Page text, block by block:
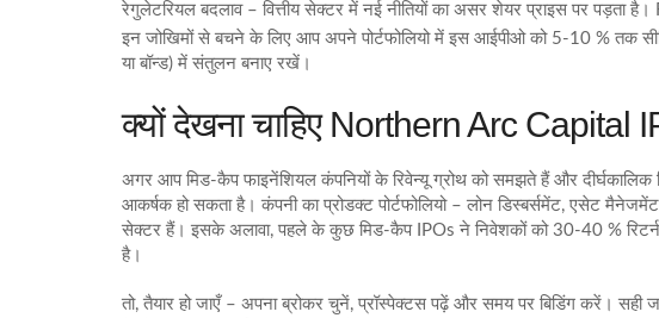
रेगुलेटरियल बदलाव – वित्तीय सेक्टर में नई नीतियों का असर शेयर प्राइस पर पड़ता
इन जोखिमों से बचने के लिए आप अपने पोर्टफोलियो में इस आईपीओ को 5‑10 % तक
या बॉन्ड) में संतुलन बनाए रखें।
क्यों देखना चाहिए Northern Arc Capital
अगर आप मिड‑कैप फाइनेंशियल कंपनियों के रिवेन्यू ग्रोथ को समझते हैं और
आकर्षक हो सकता है। कंपनी का प्रोडक्ट पोर्टफोलियो – लोन डिस्बर्समेंट, एसेट
सेक्टर हैं। इसके अलावा, पहले के कुछ मिड‑कैप IPOs ने निवेशकों को 30‑40 %
है।
तो, तैयार हो जाएँ – अपना ब्रोकर चुनें, प्रॉस्पेक्टस पढ़ें और समय पर बिडिंग करें।